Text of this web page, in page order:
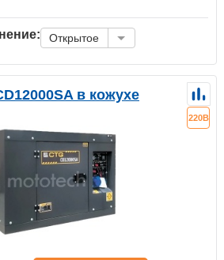
Открытое
в кожухе
220В